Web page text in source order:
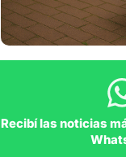
Recibí las noticias